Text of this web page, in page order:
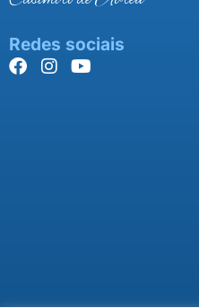
Redes sociais